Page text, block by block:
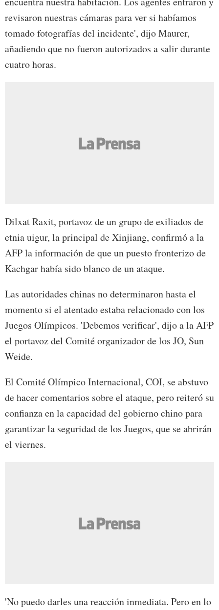
revisaron nuestras cámaras para ver si habíamos
tomado fotografías del incidente', dijo Maurer,
añadiendo que no fueron autorizados a salir durante
cuatro horas.
Dilxat Raxit, portavoz de un grupo de exiliados de
etnia uigur, la principal de Xinjiang, confirmó a la
AFP la información de que un puesto fronterizo de
Kachgar había sido blanco de un ataque.
Las autoridades chinas no determinaron hasta el
momento si el atentado estaba relacionado con los
Juegos Olímpicos. 'Debemos verificar', dijo a la AFP
el portavoz del Comité organizador de los JO, Sun
Weide.
El Comité Olímpico Internacional, COI, se abstuvo
de hacer comentarios sobre el ataque, pero reiteró su
confianza en la capacidad del gobierno chino para
garantizar la seguridad de los Juegos, que se abrirán
el viernes.
'No puedo darles una reacción inmediata. Pero en lo